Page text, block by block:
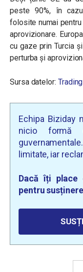
peste 90%, în
folosite numai
aprovizionare.
cu gaze prin Turcia
perturba și
Sursa datelor:
Echipa Biziday
nicio formă
limitate, iar
Dacă îți
pentru